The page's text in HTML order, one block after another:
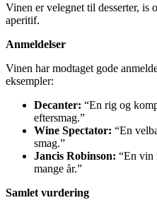
Vinen er velegnet til desserter, is
aperitif.
Anmeldelser
Vinen har modtaget gode
eksempler:
Decanter: “En rig og
eftersmag.”
Wine Spectator: “En
smag.”
Jancis Robinson: “En vin
mange år.”
Samlet vurdering